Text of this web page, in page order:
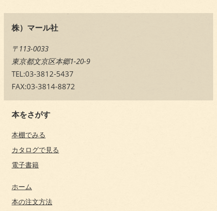
株）マール社
〒113-0033
東京都文京区本郷1-20-9
TEL:03-3812-5437
FAX:03-3814-8872
本をさがす
本棚でみる
カタログで見る
電子書籍
ホーム
本の注文方法